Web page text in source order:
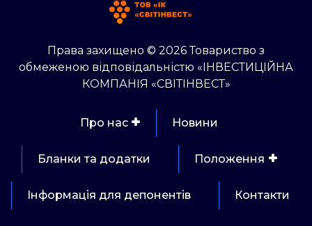
Права захищено © 2026 Товариство з
обмеженою відповідальністю «ІНВЕСТИЦІЙНА
КОМПАНІЯ «СВІТІНВЕСТ»
Про нас Новини
Бланки та додатки Положення
Інформація для депонентів Контакти